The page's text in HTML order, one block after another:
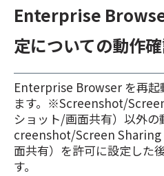
Enterprise
定についての動作
Enterprise Browser を再起
ます。※Screenshot/
ショット/画面共有）以外
creenshot/Screen Sharing
面共有）を許可に設定した
す。